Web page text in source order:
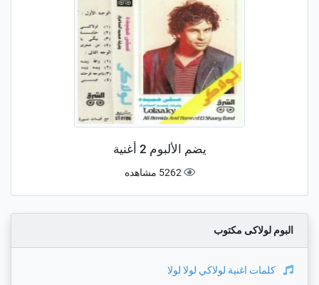
يضم الألبوم 2 أغنية
5262 مشاهده
البوم لولاكى مكتوب
كلمات اغنية لولاكي لولا لولا